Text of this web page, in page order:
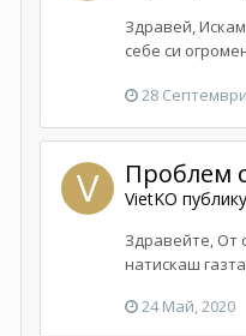
Здравей,
себе си
28
Проблем
VietKO
Здравейте, От
натискаш
24 Май, 2020